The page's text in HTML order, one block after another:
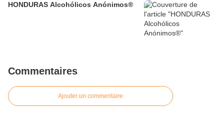
HONDURAS Alcohólicos Anónimos®
Commentaires
Ajouter un commentaire